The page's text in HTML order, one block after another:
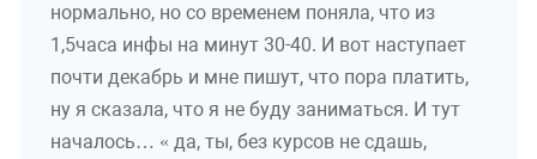
нормально, но со временем поняла, что из
1,5часа инфы на минут 30-40. И вот наступает
почти декабрь и мне пишут, что пора платить,
ну я сказала, что я не буду заниматься. И тут
началось… « да, ты, без курсов не сдашь,